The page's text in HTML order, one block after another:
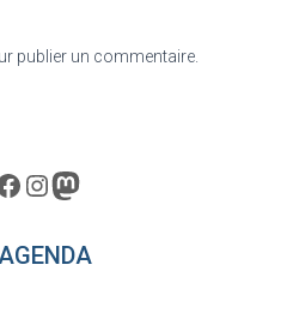
publier un commentaire.
InstagramMastodon